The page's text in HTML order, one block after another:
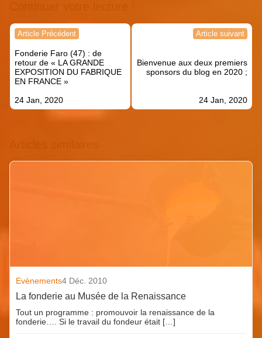
Navigation
l’article
Article Précédent
Fonderie Faro (47) : de
retour de « LA GRANDE
EXPOSITION DU FABRIQUE
EN FRANCE »
24 Jan, 2020
Article suivant
Bienvenue aux deux premiers
sponsors du blog en 2020 ;
24 Jan, 2020
Evènements4 Déc. 2010
La fonderie au Musée de la Renaissance
Tout un programme : promouvoir la renaissance de la
fonderie…. Si le travail du fondeur était […]